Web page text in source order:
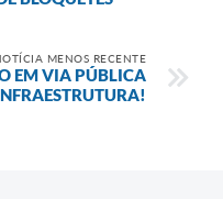
MENOS RECENTE
EM VIA PÚBLICA